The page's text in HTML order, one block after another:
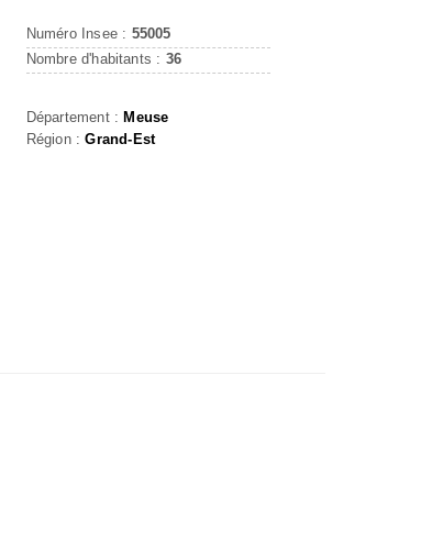
Numéro Insee : 55005
Nombre d'habitants : 36
Département : Meuse
Région :Grand-Est